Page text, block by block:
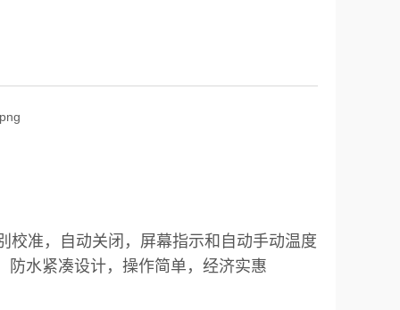
校准，自动关闭，屏幕指示和自动手动温度
防水紧凑设计，操作简单，经济实惠